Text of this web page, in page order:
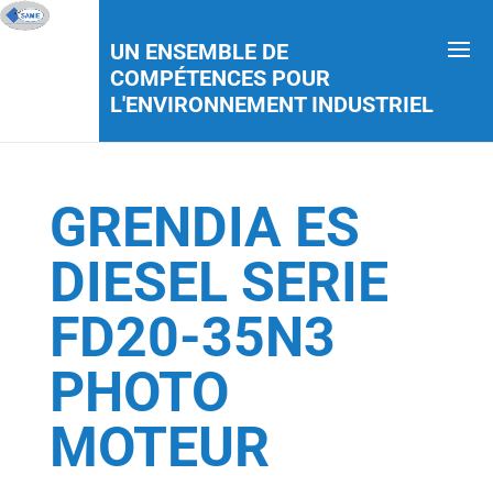
UN ENSEMBLE DE
COMPÉTENCES POUR
L'ENVIRONNEMENT INDUSTRIEL
GRENDIA ES
DIESEL SERIE
FD20-35N3
PHOTO
MOTEUR